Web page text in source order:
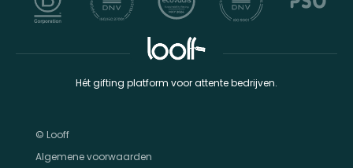
© Looff
Algemene voorwaarden
Hét gifting platform voor attente bedrijven.